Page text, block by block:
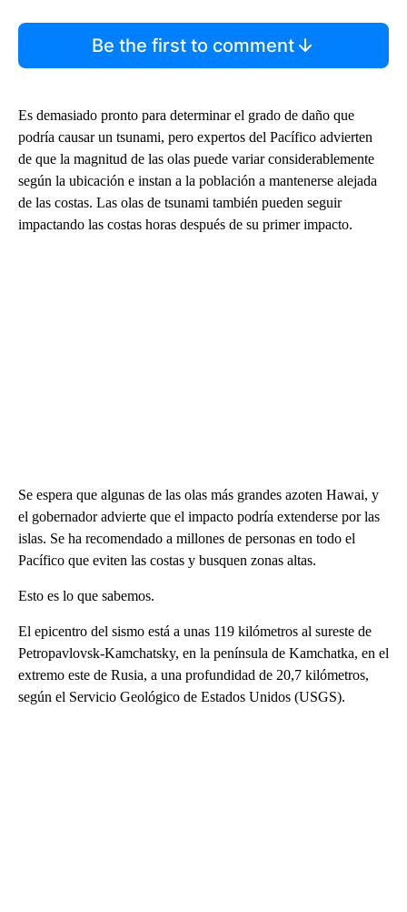
Be the first to comment
Es demasiado pronto para determinar el grado de daño que
podría causar un tsunami, pero expertos del Pacífico advierten
de que la magnitud de las olas puede variar considerablemente
según la ubicación e instan a la población a mantenerse alejada
de las costas. Las olas de tsunami también pueden seguir
impactando las costas horas después de su primer impacto.
Se espera que algunas de las olas más grandes azoten Hawai, y
el gobernador advierte que el impacto podría extenderse por las
islas. Se ha recomendado a millones de personas en todo el
Pacífico que eviten las costas y busquen zonas altas.
Esto es lo que sabemos.
El epicentro del sismo está a unas 119 kilómetros al sureste de
Petropavlovsk-Kamchatsky, en la península de Kamchatka, en el
extremo este de Rusia, a una profundidad de 20,7 kilómetros,
según el Servicio Geológico de Estados Unidos (USGS).